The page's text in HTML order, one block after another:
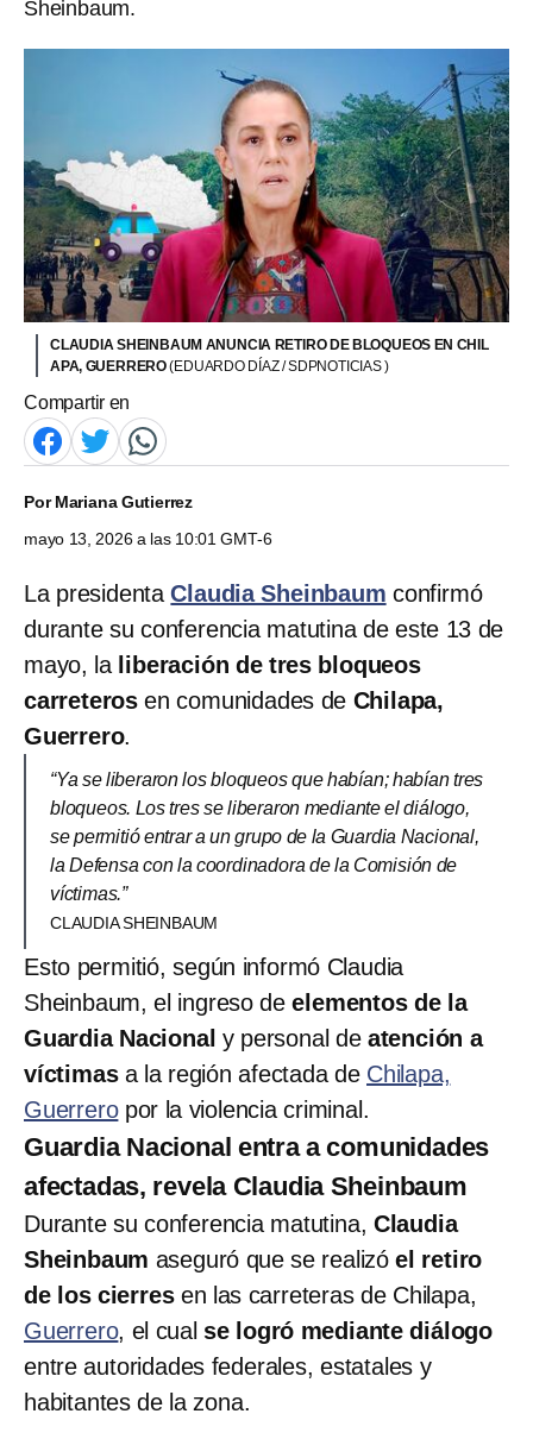
Sheinbaum.
CLAUDIA SHEINBAUM ANUNCIA RETIRO DE BLOQUEOS EN CHIL
APA, GUERRERO(EDUARDO DÍAZ / SDPNOTICIAS )
Compartir en
PorMariana Gutierrez
mayo 13, 2026 a las 10:01 GMT-6
La presidenta Claudia Sheinbaum confirmó
durante su conferencia matutina de este 13 de
mayo, la liberación de tres bloqueos
carreteros en comunidades de Chilapa,
Guerrero.
“Ya se liberaron los bloqueos que habían; habían tres
bloqueos. Los tres se liberaron mediante el diálogo,
se permitió entrar a un grupo de la Guardia Nacional,
la Defensa con la coordinadora de la Comisión de
víctimas.”
CLAUDIA SHEINBAUM
Esto permitió, según informó Claudia
Sheinbaum, el ingreso deelementos de la
Guardia Nacional y personal de atención a
víctimas a la región afectada de Chilapa,
Guerreropor la violencia criminal.
Guardia Nacional entra a comunidades
afectadas, revela Claudia Sheinbaum
Durante su conferencia matutina, Claudia
Sheinbaum aseguró que se realizóel retiro
de los cierresen las carreteras de Chilapa,
Guerrero, el cual se logró mediante diálogo
entre autoridades federales, estatales y
habitantes de la zona.